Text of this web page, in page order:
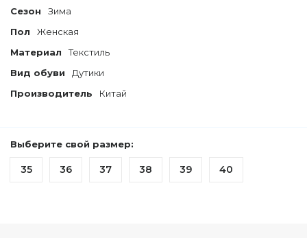
Сезон
Зима
Пол
Женская
Материал
Текстиль
Вид обуви
Дутики
Производитель
Китай
Выберите свой размер:
35 36 37 38 39 40